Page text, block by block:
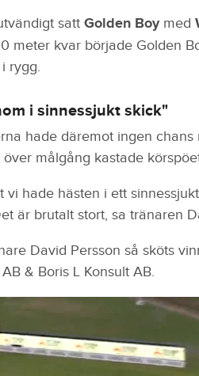
satt Golden Boy med
meter kvar började Golden
rygg.
i sinnessjukt skick"
hade däremot ingen
målgång kastade
vi hade hästen i ett
är brutalt stort, sa tränaren
David Persson så sköts
& Boris L Konsult AB.